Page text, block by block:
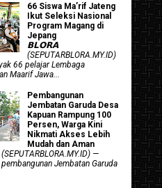
66 Siswa Ma’rif Jateng
Ikut Seleksi Nasional
Program Magang di
Jepang
𝗕𝗟𝗢𝗥𝗔
(SEPUTARBLORA.MY.ID)
66 pelajar Lembaga
Maarif Jawa...
Pembangunan
Jembatan Garuda Desa
Kapuan Rampung 100
Persen, Warga Kini
Nikmati Akses Lebih
Mudah dan Aman
—
Jembatan Garuda